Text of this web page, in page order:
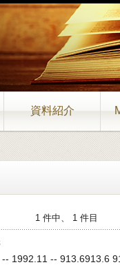
資料紹介
1 件中、 1 件目
1992.11 -- 913.6913.6